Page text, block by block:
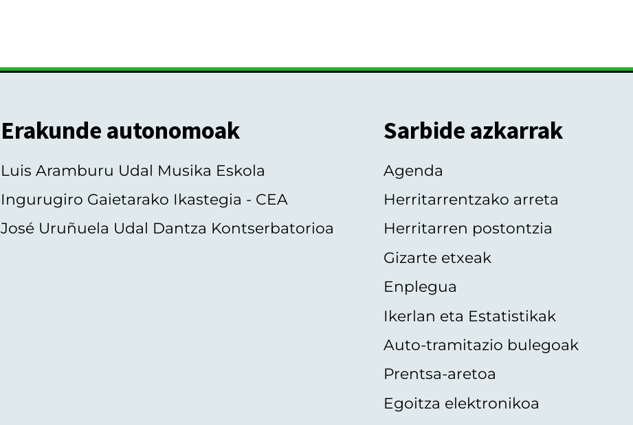
Erakunde autonomoak
Luis Aramburu Udal Musika Eskola
Ingurugiro Gaietarako Ikastegia - CEA
José Uruñuela Udal Dantza Kontserbatorioa
Sarbide azkarrak
Agenda
Herritarrentzako arreta
Herritarren postontzia
Gizarte etxeak
Enplegua
Ikerlan eta Estatistikak
Auto-tramitazio bulegoak
Prentsa-aretoa
Egoitza elektronikoa